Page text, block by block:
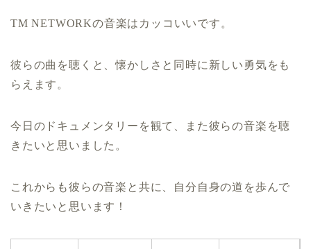
TM NETWORKの音楽はカッコいいです。
彼らの曲を聴くと、懐かしさと同時に新しい勇気をも
らえます。
今日のドキュメンタリーを観て、また彼らの音楽を聴
きたいと思いました。
これからも彼らの音楽と共に、自分自身の道を歩んで
いきたいと思います！